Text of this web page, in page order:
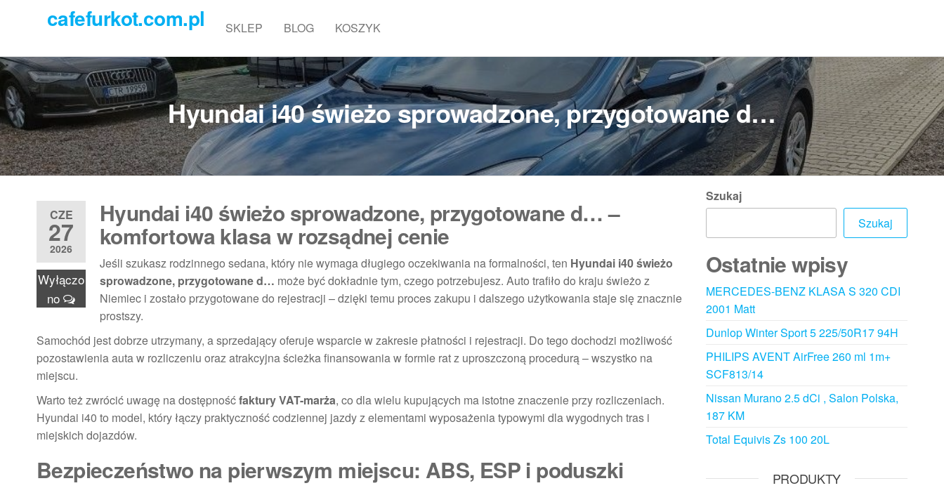
cafefurkot.com.pl SKLEP BLOG KOSZYK
Hyundai i40 świeżo sprowadzone, przygotowane d…
CZE
27
2026
Wyłączo
no
Hyundai i40 świeżo sprowadzone, przygotowane d… –
komfortowa klasa w rozsądnej cenie
Jeśli szukasz rodzinnego sedana, który nie wymaga długiego oczekiwania na formalności, ten Hyundai i40 świeżo
sprowadzone, przygotowane d… może być dokładnie tym, czego potrzebujesz. Auto trafiło do kraju świeżo z
Niemiec i zostało przygotowane do rejestracji – dzięki temu proces zakupu i dalszego użytkowania staje się znacznie
prostszy.
Samochód jest dobrze utrzymany, a sprzedający oferuje wsparcie w zakresie płatności i rejestracji. Do tego dochodzi możliwość
pozostawienia auta w rozliczeniu oraz atrakcyjna ścieżka finansowania w formie rat z uproszczoną procedurą – wszystko na
miejscu.
Warto też zwrócić uwagę na dostępnośćfaktury VAT-marża, co dla wielu kupujących ma istotne znaczenie przy rozliczeniach.
Hyundai i40 to model, który łączy praktyczność codziennej jazdy z elementami wyposażenia typowymi dla wygodnych tras i
miejskich dojazdów.
Bezpieczeństwo na pierwszym miejscu: ABS, ESP i poduszki
Szukaj
Szukaj
Ostatnie wpisy
MERCEDES-BENZ KLASA S 320 CDI
2001 Matt
Dunlop Winter Sport 5 225/50R17 94H
PHILIPS AVENT AirFree 260 ml 1m+
SCF813/14
Nissan Murano 2.5 dCi , Salon Polska,
187 KM
Total Equivis Zs 100 20L
PRODUKTY